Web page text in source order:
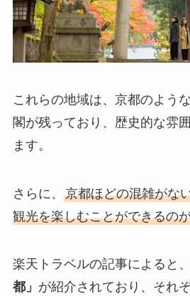
これらの地域は、京都のよう
閣が残っており、歴史的な雰
ます。
さらに、 京都ほどの混雑がな
観光を楽しむことができるの
楽天トラベルの記事によると、
都」 が紹介されており、それ